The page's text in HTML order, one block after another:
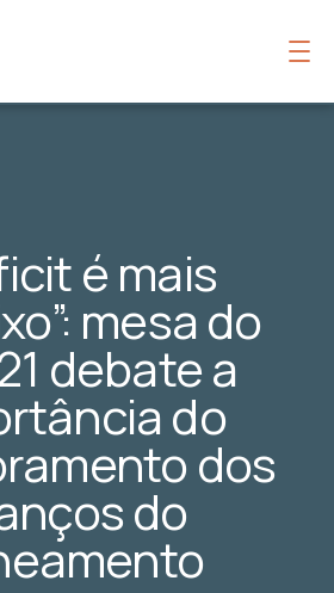
é mais
mesa do
debate a
do
dos
do